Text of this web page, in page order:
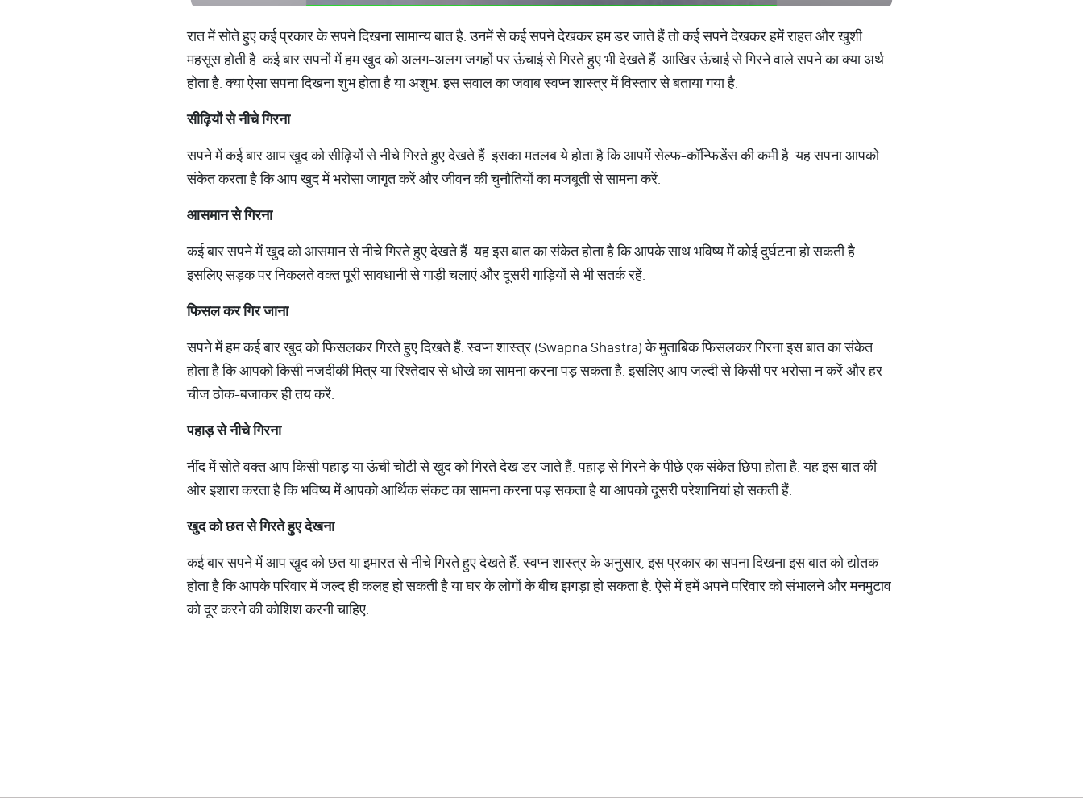
रात में सोते हुए कई प्रकार के सपने दिखना सामान्य बात है. उनमें से कई सपने देखकर हम डर जाते हैं तो कई सपने देखकर हमें राहत और खुशी
महसूस होती है. कई बार सपनों में हम खुद को अलग-अलग जगहों पर ऊंचाई से गिरते हुए भी देखते हैं. आखिर ऊंचाई से गिरने वाले सपने का क्या अर्थ
होता है. क्या ऐसा सपना दिखना शुभ होता है या अशुभ. इस सवाल का जवाब स्वप्न शास्त्र में विस्तार से बताया गया है.
सीढ़ियोंसेनीचेगिरना
सपने में कई बार आप खुद को सीढ़ियों से नीचे गिरते हुए देखते हैं. इसका मतलब ये होता है कि आपमें सेल्फ-कॉन्फिडेंस की कमी है. यह सपना आपको
संकेत करता है कि आप खुद में भरोसा जागृत करें और जीवन की चुनौतियों का मजबूती से सामना करें.
आसमानसेगिरना
कई बार सपने में खुद को आसमान से नीचे गिरते हुए देखते हैं. यह इस बात का संकेत होता है कि आपके साथ भविष्य में कोई दुर्घटना हो सकती है.
इसलिए सड़क पर निकलते वक्त पूरी सावधानी से गाड़ी चलाएं और दूसरी गाड़ियों से भी सतर्क रहें.
फिसलकरगिरजाना
सपने में हम कई बार खुद को फिसलकर गिरते हुए दिखते हैं. स्वप्न शास्त्र (Swapna Shastra) के मुताबिक फिसलकर गिरना इस बात का संकेत
होता है कि आपको किसी नजदीकी मित्र या रिश्तेदार से धोखे का सामना करना पड़ सकता है. इसलिए आप जल्दी से किसी पर भरोसा न करें और हर
चीज ठोक-बजाकर ही तय करें.
पहाड़सेनीचेगिरना
नींद में सोते वक्त आप किसी पहाड़ या ऊंची चोटी से खुद को गिरते देख डर जाते हैं. पहाड़ से गिरने के पीछे एक संकेत छिपा होता है. यह इस बात की
ओर इशारा करता है कि भविष्य में आपको आर्थिक संकट का सामना करना पड़ सकता है या आपको दूसरी परेशानियां हो सकती हैं.
खुदकोछतसेगिरतेहुएदेखना
कई बार सपने में आप खुद को छत या इमारत से नीचे गिरते हुए देखते हैं. स्वप्न शास्त्र के अनुसार, इस प्रकार का सपना दिखना इस बात को द्योतक
होता है कि आपके परिवार में जल्द ही कलह हो सकती है या घर के लोगों के बीच झगड़ा हो सकता है. ऐसे में हमें अपने परिवार को संभालने और मनमुटाव
को दूर करने की कोशिश करनी चाहिए.